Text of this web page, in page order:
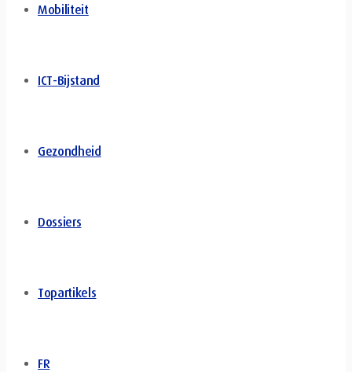
Mobiliteit
ICT-Bijstand
Gezondheid
Dossiers
Topartikels
FR